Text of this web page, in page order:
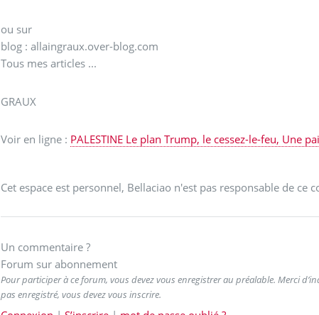
ou sur
blog : allaingraux.over-blog.com
Tous mes articles ...
GRAUX
Voir en ligne : PALESTINE Le plan Trump, le cessez-le-feu,
Cet espace est personnel, Bellaciao n'est pas responsable de ce
Un commentaire ?
Forum sur abonnement
Pour participer à ce forum, vous devez vous enregistrer au préalable. Merci
pas enregistré, vous devez vous inscrire.